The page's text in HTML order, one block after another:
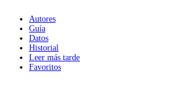
Autores
Guía
Datos
Historial
Leer más tarde
Favoritos